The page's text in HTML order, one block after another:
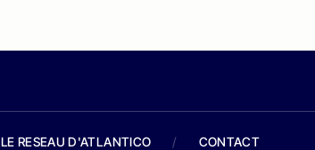
LE RESEAU D'ATLANTICO / CONTACT